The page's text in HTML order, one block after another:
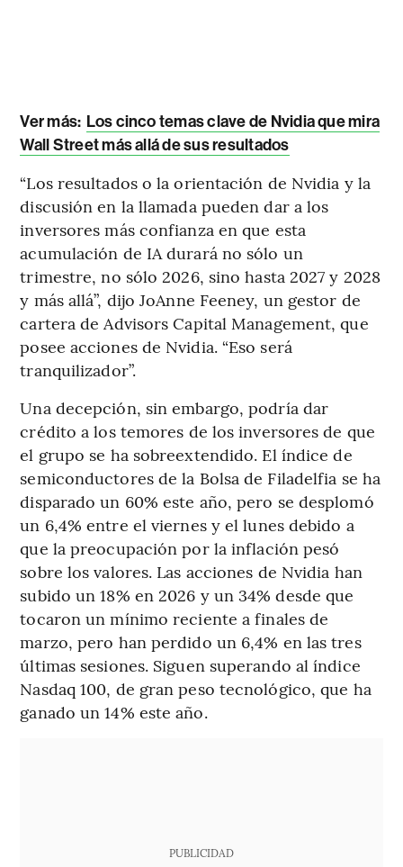
Ver más: Los cinco temas clave de Nvidia que mira
Wall Street más allá de sus resultados
“Los resultados o la orientación de Nvidia y la
discusión en la llamada pueden dar a los
inversores más confianza en que esta
acumulación de IA durará no sólo un
trimestre, no sólo 2026, sino hasta 2027 y 2028
y más allá”, dijo JoAnne Feeney, un gestor de
cartera de Advisors Capital Management, que
posee acciones de Nvidia. “Eso será
tranquilizador”.
Una decepción, sin embargo, podría dar
crédito a los temores de los inversores de que
el grupo se ha sobreextendido. El índice de
semiconductores de la Bolsa de Filadelfia se ha
disparado un 60% este año, pero se desplomó
un 6,4% entre el viernes y el lunes debido a
que la preocupación por la inflación pesó
sobre los valores. Las acciones de Nvidia han
subido un 18% en 2026 y un 34% desde que
tocaron un mínimo reciente a finales de
marzo, pero han perdido un 6,4% en las tres
últimas sesiones. Siguen superando al índice
Nasdaq 100, de gran peso tecnológico, que ha
ganado un 14% este año.
PUBLICIDAD